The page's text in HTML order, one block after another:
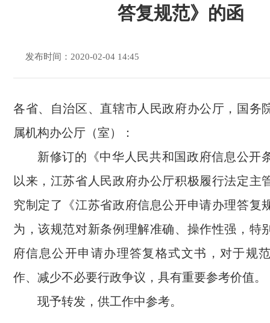
答复规范》的函
发布时间：2020-02-04 14:45
各省、自治区、直辖市人民政府办公厅，国务
属机构办公厅（室）：
新修订的《中华人民共和国政府信息公开
以来，江苏省人民政府办公厅积极履行法定主
究制定了《江苏省政府信息公开申请办理答复
为，该规范对新条例理解准确、操作性强，特
府信息公开申请办理答复格式文书，对于规
作、减少不必要行政争议，具有重要参考价值。
现予转发，供工作中参考。